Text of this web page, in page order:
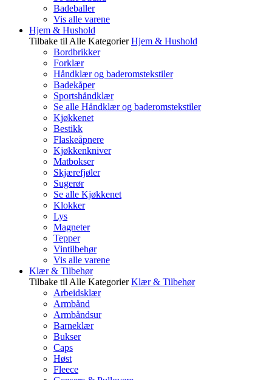
Badeballer
Vis alle varene
Hjem & Hushold
Tilbake til Alle Kategorier Hjem & Hushold
Bordbrikker
Forklær
Håndklær og baderomstekstiler
Badekåper
Sportshåndklær
Se alle Håndklær og baderomstekstiler
Kjøkkenet
Bestikk
Flaskeåpnere
Kjøkkenkniver
Matbokser
Skjærefjøler
Sugerør
Se alle Kjøkkenet
Klokker
Lys
Magneter
Tepper
Vintilbehør
Vis alle varene
Klær & Tilbehør
Tilbake til Alle Kategorier Klær & Tilbehør
Arbeidsklær
Armbånd
Armbåndsur
Barneklær
Bukser
Caps
Høst
Fleece